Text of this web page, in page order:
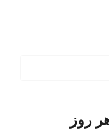
روز